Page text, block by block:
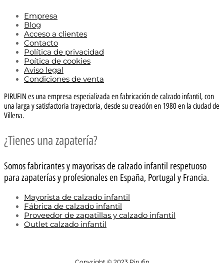
Empresa
Blog
Acceso a clientes
Contacto
Política de privacidad
Poítica de cookies
Aviso legal
Condiciones de venta
PIRUFIN es una empresa especializada en fabricación de calzado infantil, con
una larga y satisfactoria trayectoria, desde su creación en 1980 en la ciudad de
Villena.
¿Tienes una zapatería?
Somos fabricantes y mayorisas de calzado infantil respetuoso
para zapaterías y profesionales en España, Portugal y Francia.
Mayorista de calzado infantil
Fábrica de calzado infantil
Proveedor de zapatillas y calzado infantil
Outlet calzado infantil